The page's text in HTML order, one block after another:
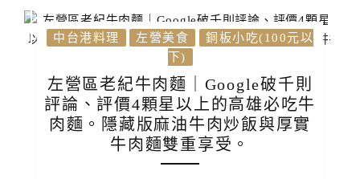
中台港料理 左營美食
銅板小吃(100元以
下)
左營區老紀牛肉麵｜Google破千則
評論、評價4顆星以上的高雄必吃牛
肉麵。隱藏版麻油牛肉炒飯與厚實
牛肉麵雙重享受。